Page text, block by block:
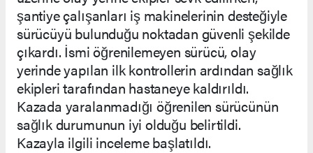
şantiye çalışanları iş makinelerinin desteğiyle
sürücüyü bulunduğu noktadan güvenli şekilde
çıkardı. İsmi öğrenilemeyen sürücü, olay
yerinde yapılan ilk kontrollerin ardından sağlık
ekipleri tarafından hastaneye kaldırıldı.
Kazada yaralanmadığı öğrenilen sürücünün
sağlık durumunun iyi olduğu belirtildi.
Kazayla ilgili inceleme başlatıldı.